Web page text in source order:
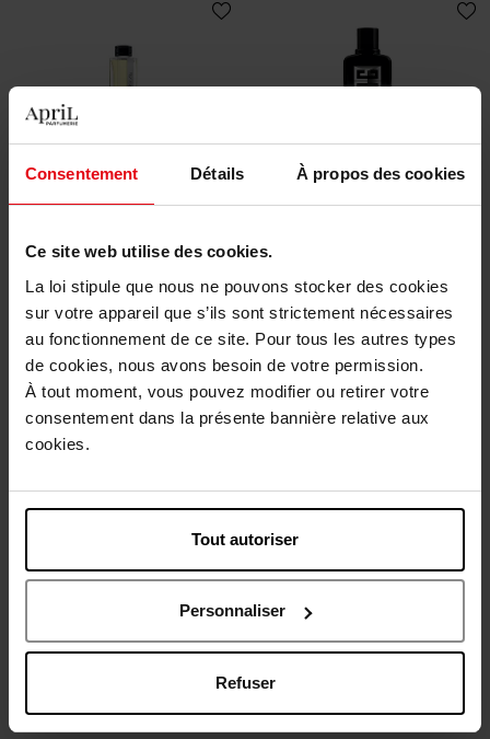
Consentement Détails À propos des cookies
Ce site web utilise des cookies.
La loi stipule que nous ne pouvons stocker des cookies
sur votre appareil que s’ils sont strictement nécessaires
au fonctionnement de ce site. Pour tous les autres types
de cookies, nous avons besoin de votre permission.
À tout moment, vous pouvez modifier ou retirer votre
consentement dans la présente bannière relative aux
cookies.
Tout autoriser
Personnaliser
Refuser
MONTBLANC
Montblanc Collection Neroli
130,50 € Ajouter
GIVENCHY
GENTLEMAN SOCIETY EAU
86,50 €
JEAN PAUL GAULTIER
PARFUM
NARCISO RODRIGUEZ
Parfum Intense
Eau de parfum